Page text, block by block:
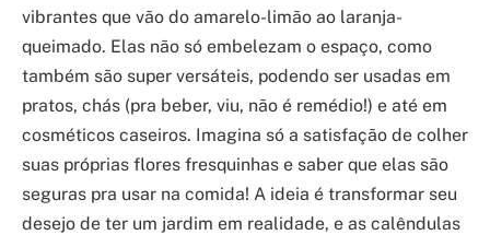
vibrantes que vão do amarelo-limão ao laranja-
queimado. Elas não só embelezam o espaço, como
também são super versáteis, podendo ser usadas em
pratos, chás (pra beber, viu, não é remédio!) e até em
cosméticos caseiros. Imagina só a satisfação de colher
suas próprias flores fresquinhas e saber que elas são
seguras pra usar na comida! A ideia é transformar seu
desejo de ter um jardim em realidade, e as calêndulas